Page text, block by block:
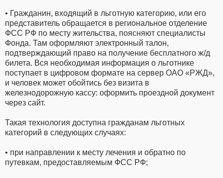
• Гражданин, входящий в льготную категорию, или его
представитель обращается в региональное отделение
ФСС РФ по месту жительства, поясняют специалисты
Фонда. Там оформляют электронный талон,
подтверждающий право на получение бесплатного ж/д
билета. Вся необходимая информация о льготнике
поступает в цифровом формате на сервер ОАО «РЖД»,
и человек может обойтись без визита в
железнодорожную кассу: оформить проездной документ
через сайт.
Такая технология доступна гражданам льготных
категорий в следующих случаях:
• при направлении к месту лечения и обратно по
путевкам, предоставляемым ФСС РФ;